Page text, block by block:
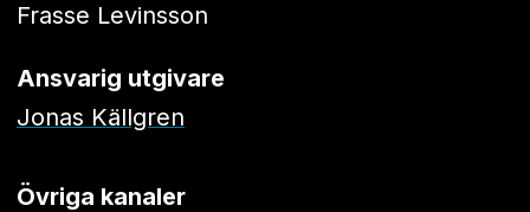
Frasse Levinsson
Ansvarig utgivare
Jonas Källgren
Övriga kanaler